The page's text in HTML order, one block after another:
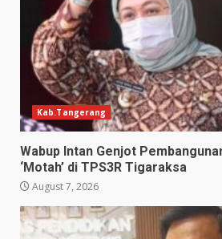
Kab.Tangerang
Wabup Intan Genjot
‘Motah’ di TPS3R Tigaraksa
August 7, 2026